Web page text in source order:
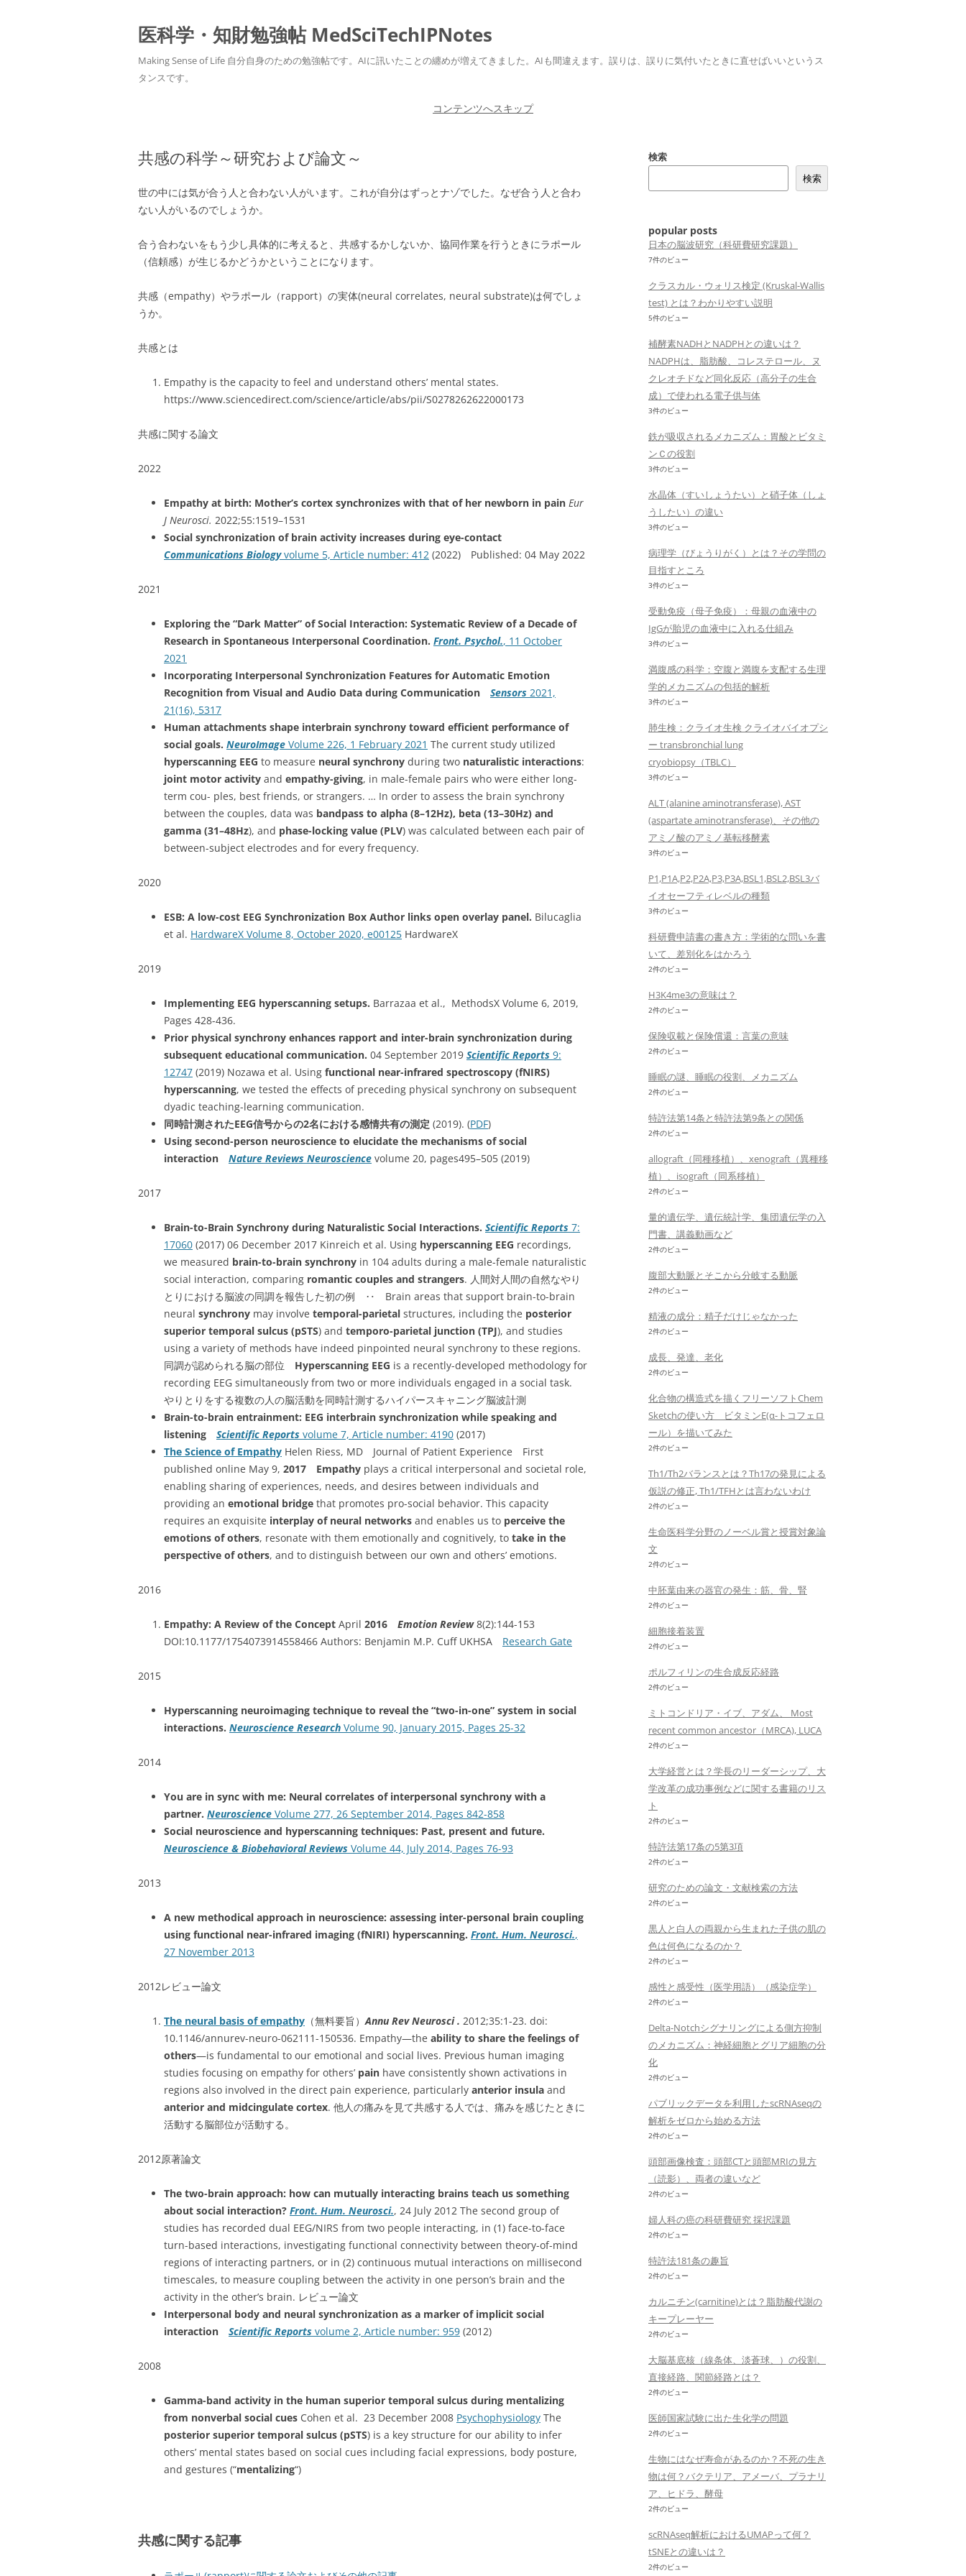
医科学・知財勉強帖 MedSciTechIPNotes
Making Sense of Life 自分自身のための勉強帖です。AIに訊いたことの纏めが増えてきました。AIも間違えます。誤りは、誤りに気付いたときに直せばいいというス
タンスです。
コンテンツへスキップ
共感の科学～研究および論文～
世の中には気が合う人と合わない人がいます。これが自分はずっとナゾでした。なぜ合う人と合わ
ない人がいるのでしょうか。
合う合わないをもう少し具体的に考えると、共感するかしないか、協同作業を行うときにラポール
（信頼感）が生じるかどうかということになります。
共感（empathy）やラポール（rapport）の実体(neural correlates, neural substrate)は何でしょ
うか。
共感とは
Empathy is the capacity to feel and understand others’ mental states.
https://www.sciencedirect.com/science/article/abs/pii/S0278262622000173
共感に関する論文
2022
Empathy at birth: Mother’s cortex synchronizes with that of her newborn in pain Eur
J Neurosci. 2022;55:1519–1531
Social synchronization of brain activity increases during eye-contact
Communications Biologyvolume 5, Article number: 412 (2022) Published: 04 May 2022
2021
Exploring the “Dark Matter” of Social Interaction: Systematic Review of a Decade of
Research in Spontaneous Interpersonal Coordination. Front. Psychol., 11 October
2021
Incorporating Interpersonal Synchronization Features for Automatic Emotion
Recognition from Visual and Audio Data during Communication
Sensors 2021,
21(16), 5317
Human attachments shape interbrain synchrony toward efficient performance of
social goals. NeuroImage Volume 226, 1 February 2021 The current study utilized
hyperscanning EEG to measure neural synchrony during two naturalistic interactions:
joint motor activity and empathy-giving, in male-female pairs who were either long-
term cou- ples, best friends, or strangers. … In order to assess the brain synchrony
between the couples, data was bandpass to alpha (8–12Hz), beta (13–30Hz) and
gamma (31–48Hz), and phase-locking value (PLV) was calculated between each pair of
between-subject electrodes and for every frequency.
2020
ESB: A low-cost EEG Synchronization Box Author links open overlay panel. Bilucaglia
et al. HardwareX Volume 8, October 2020, e00125 HardwareX
2019
Implementing EEG hyperscanning setups. Barrazaa et al., MethodsX Volume 6, 2019,
Pages 428-436.
Prior physical synchrony enhances rapport and inter-brain synchronization during
subsequent educational communication. 04 September 2019 Scientific Reports 9:
12747 (2019) Nozawa et al. Using functional near-infrared spectroscopy (fNIRS)
hyperscanning, we tested the effects of preceding physical synchrony on subsequent
dyadic teaching-learning communication.
同時計測されたEEG信号からの2名における感情共有の測定 (2019). (PDF)
Using second-person neuroscience to elucidate the mechanisms of social
interaction Nature Reviews Neuroscience volume 20, pages495–505 (2019)
2017
Brain-to-Brain Synchrony during Naturalistic Social Interactions. Scientific Reports 7:
17060 (2017) 06 December 2017 Kinreich et al. Using hyperscanning EEG recordings,
we measured brain-to-brain synchrony in 104 adults during a male-female naturalistic
social interaction, comparing romantic couples and strangers. 人間対人間の自然なやり
とりにおける脳波の同調を報告した初の例 ‥ Brain areas that support brain-to-brain
neural synchrony may involve temporal-parietal structures, including the posterior
superior temporal sulcus (pSTS) and temporo-parietal junction (TPJ), and studies
using a variety of methods have indeed pinpointed neural synchrony to these regions.
同調が認められる脳の部位 Hyperscanning EEG is a recently-developed methodology for
recording EEG simultaneously from two or more individuals engaged in a social task.
やりとりをする複数の人の脳活動を同時計測するハイパースキャニング脳波計測
Brain-to-brain entrainment: EEG interbrain synchronization while speaking and
listening
Scientific Reports volume 7, Article number: 4190 (2017)
The Science of Empathy Helen Riess, MD Journal of Patient Experience First
published online May 9, 2017 Empathy plays a critical interpersonal and societal role,
enabling sharing of experiences, needs, and desires between individuals and
providing an emotional bridge that promotes pro-social behavior. This capacity
requires an exquisite interplay of neural networks and enables us to perceive the
emotions of others, resonate with them emotionally and cognitively, to take in the
perspective of others, and to distinguish between our own and others’ emotions.
2016
Empathy: A Review of the Concept April 2016 Emotion Review8(2):144-153
DOI:10.1177/1754073914558466 Authors: Benjamin M.P. Cuff UKHSA Research Gate
2015
Hyperscanning neuroimaging technique to reveal the “two-in-one” system in social
interactions. Neuroscience Research Volume 90, January 2015, Pages 25-32
2014
You are in sync with me: Neural correlates of interpersonal synchrony with a
partner. Neuroscience Volume 277, 26 September 2014, Pages 842-858
Social neuroscience and hyperscanning techniques: Past, present and future.
Neuroscience & Biobehavioral Reviews Volume 44, July 2014, Pages 76-93
2013
A new methodical approach in neuroscience: assessing inter-personal brain coupling
using functional near-infrared imaging (fNIRI) hyperscanning. Front. Hum. Neurosci.,
27 November 2013
2012レビュー論文
The neural basis of empathy （無料要旨）Annu Rev Neurosci . 2012;35:1-23. doi:
10.1146/annurev-neuro-062111-150536. Empathy—the ability to share the feelings of
others—is fundamental to our emotional and social lives. Previous human imaging
studies focusing on empathy for others’ pain have consistently shown activations in
regions also involved in the direct pain experience, particularly anterior insula and
anterior and midcingulate cortex. 他人の痛みを見て共感する人では、痛みを感じたときに
活動する脳部位が活動する。
2012原著論文
The two-brain approach: how can mutually interacting brains teach us something
about social interaction? Front. Hum. Neurosci., 24 July 2012 The second group of
studies has recorded dual EEG/NIRS from two people interacting, in (1) face-to-face
turn-based interactions, investigating functional connectivity between theory-of-mind
regions of interacting partners, or in (2) continuous mutual interactions on millisecond
timescales, to measure coupling between the activity in one person’s brain and the
activity in the other’s brain. レビュー論文
Interpersonal body and neural synchronization as a marker of implicit social
interaction
Scientific Reports volume 2, Article number: 959 (2012)
2008
Gamma-band activity in the human superior temporal sulcus during mentalizing
from nonverbal social cues Cohen et al. 23 December 2008 Psychophysiology The
posterior superior temporal sulcus (pSTS) is a key structure for our ability to infer
others’ mental states based on social cues including facial expressions, body posture,
and gestures (“mentalizing“)
共感に関する記事
検索
検索
popular posts
日本の脳波研究（科研費研究課題）
7件のビュー
クラスカル・ウォリス検定 (Kruskal-Wallis
test) とは？わかりやすい説明
5件のビュー
補酵素NADHとNADPHとの違いは？
NADPHは、脂肪酸、コレステロール、ヌ
クレオチドなど同化反応（高分子の生合
成）で使われる電子供与体
3件のビュー
鉄が吸収されるメカニズム：胃酸とビタミ
ンＣの役割
3件のビュー
水晶体（すいしょうたい）と硝子体（しょ
うしたい）の違い
3件のビュー
病理学（びょうりがく）とは？その学問の
目指すところ
3件のビュー
受動免疫（母子免疫）：母親の血液中の
IgGが胎児の血液中に入れる仕組み
3件のビュー
満腹感の科学：空腹と満腹を支配する生理
学的メカニズムの包括的解析
3件のビュー
肺生検：クライオ生検 クライオバイオプシ
ー transbronchial lung
cryobiopsy（TBLC）
3件のビュー
ALT (alanine aminotransferase), AST
(aspartate aminotransferase)、その他の
アミノ酸のアミノ基転移酵素
3件のビュー
P1,P1A,P2,P2A,P3,P3A,BSL1,BSL2,BSL3バ
イオセーフティレベルの種類
3件のビュー
科研費申請書の書き方：学術的な問いを書
いて、差別化をはかろう
2件のビュー
H3K4me3の意味は？
2件のビュー
保険収載と保険償還：言葉の意味
2件のビュー
睡眠の謎、睡眠の役割、メカニズム
2件のビュー
特許法第14条と特許法第9条との関係
2件のビュー
allograft（同種移植）、xenograft（異種移
植）、isograft（同系移植）
2件のビュー
量的遺伝学、遺伝統計学、集団遺伝学の入
門書、講義動画など
2件のビュー
腹部大動脈とそこから分岐する動脈
2件のビュー
精液の成分：精子だけじゃなかった
2件のビュー
成長、発達、老化
2件のビュー
化合物の構造式を描くフリーソフトChem
Sketchの使い方 ビタミンE(α-トコフェロ
ール）を描いてみた
2件のビュー
Th1/Th2バランスとは？Th17の発見による
仮説の修正, Th1/TFHとは言わないわけ
2件のビュー
生命医科学分野のノーベル賞と授賞対象論
文
2件のビュー
中胚葉由来の器官の発生：筋、骨、腎
2件のビュー
細胞接着装置
2件のビュー
ポルフィリンの生合成反応経路
2件のビュー
ミトコンドリア・イブ、アダム、 Most
recent common ancestor（MRCA), LUCA
2件のビュー
大学経営とは？学長のリーダーシップ、大
学改革の成功事例などに関する書籍のリス
ト
2件のビュー
特許法第17条の5第3項
2件のビュー
研究のための論文・文献検索の方法
2件のビュー
黒人と白人の両親から生まれた子供の肌の
色は何色になるのか？
2件のビュー
感性と感受性（医学用語）（感染症学）
2件のビュー
Delta-Notchシグナリングによる側方抑制
のメカニズム：神経細胞とグリア細胞の分
化
2件のビュー
パブリックデータを利用したscRNAseqの
解析をゼロから始める方法
2件のビュー
頭部画像検査：頭部CTと頭部MRIの見方
（読影）、両者の違いなど
2件のビュー
婦人科の癌の科研費研究 採択課題
2件のビュー
特許法181条の趣旨
2件のビュー
カルニチン(carnitine)とは？脂肪酸代謝の
キープレーヤー
2件のビュー
大脳基底核（線条体、淡蒼球、）の役割、
直接経路、関節経路とは？
2件のビュー
医師国家試験に出た生化学の問題
2件のビュー
生物にはなぜ寿命があるのか？不死の生き
物は何？バクテリア、アメーバ、プラナリ
ア、ヒドラ、酵母
2件のビュー
scRNAseq解析におけるUMAPって何？
tSNEとの違いは？
2件のビュー